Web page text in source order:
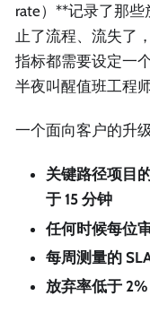
rate）**记录了那
止了流程、流失了
指标都需要设定一
半夜叫醒值班工程师
一个面向客户的升
关键路径项目
于 15 分钟
任何时候每位
每周测量的
放弃率低于